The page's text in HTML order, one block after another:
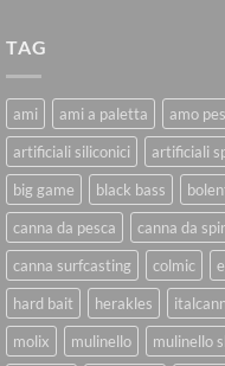
TAG
ami ami a paletta amo
artificiali siliconici
artificiali
big game
black bass
canna da pesca
canna da
canna surfcasting
colmic
hard bait
herakles
molix
mulinello mulinello